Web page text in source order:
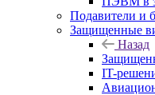
Подавители и
Защищенные
Назад
IT-